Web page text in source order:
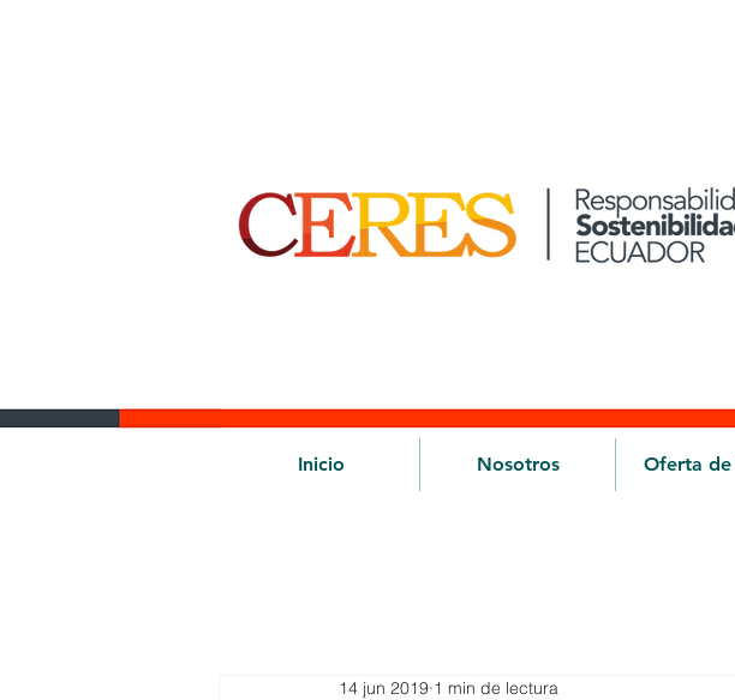
Inicio Nosotros Oferta de
14 jun 2019 1 min de lectura